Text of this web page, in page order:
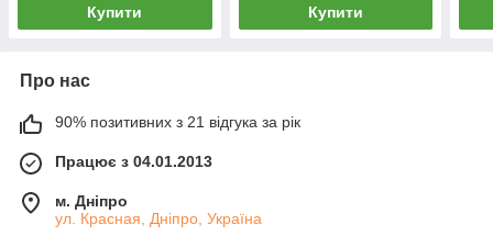
Купити Купити
Про нас
90% позитивних з 21 відгука за рік
Працює з 04.01.2013
м. Дніпро
ул. Красная, Дніпро, Україна